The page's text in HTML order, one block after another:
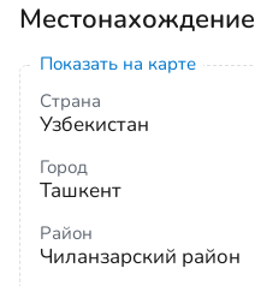
Местонахождение
Показать на карте
Страна
Узбекистан
Город
Ташкент
Район
Чиланзарский район